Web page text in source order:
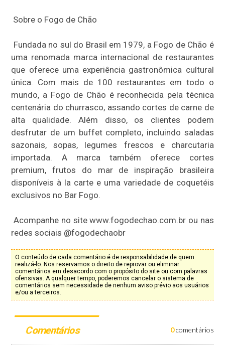
Sobre o Fogo de Chão
Fundada no sul do Brasil em 1979, a Fogo de Chão é
uma renomada marca internacional de restaurantes
que oferece uma experiência gastronômica cultural
única. Com mais de 100 restaurantes em todo o
mundo, a Fogo de Chão é reconhecida pela técnica
centenária do churrasco, assando cortes de carne de
alta qualidade. Além disso, os clientes podem
desfrutar de um buffet completo, incluindo saladas
sazonais, sopas, legumes frescos e charcutaria
importada. A marca também oferece cortes
premium, frutos do mar de inspiração brasileira
disponíveis à la carte e uma variedade de coquetéis
exclusivos no Bar Fogo.
Acompanhe no site www.fogodechao.com.br ou nas
redes sociais @fogodechaobr
O conteúdo de cada comentário é de responsabilidade de quem
realizá-lo. Nos reservamos o direito de reprovar ou eliminar
comentários em desacordo com o propósito do site ou com palavras
ofensivas. A qualquer tempo, poderemos cancelar o sistema de
comentários sem necessidade de nenhum aviso prévio aos usuários
e/ou a terceiros.
Comentários 0comentários